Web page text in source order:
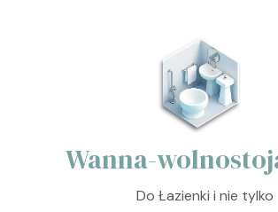
Wanna-
Do Łazienki i nie tylko